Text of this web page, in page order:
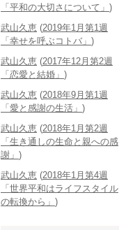
「平和の大切さについて」 )
武山久恵 (2019年1月第1週
「幸せを呼ぶコトバ」 )
武山久恵 (2017年12月第2週
「恋愛と結婚」 )
武山久恵 (2018年9月第1週
「愛と感謝の生活」 )
武山久恵 (2018年1月第2週
「生き通しの生命と親への感
謝」 )
武山久恵 (2018年1月第4週
「世界平和はライフスタイル
の転換から」 )